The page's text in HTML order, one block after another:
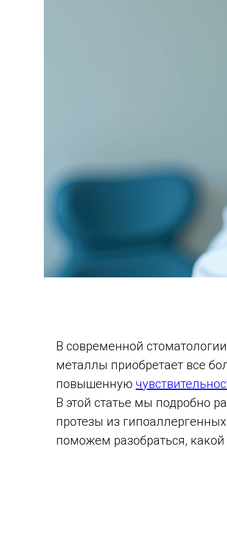
В современной
металлы приобретает все
повышенную
В этой статье мы подробно
протезы из
поможем разобраться,